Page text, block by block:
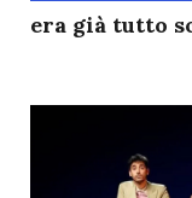
era già tutto